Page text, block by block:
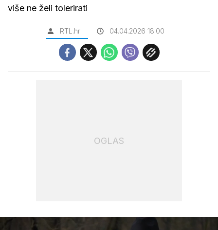
više ne želi tolerirati
RTL.hr 04.04.2026 18:00
OGLAS